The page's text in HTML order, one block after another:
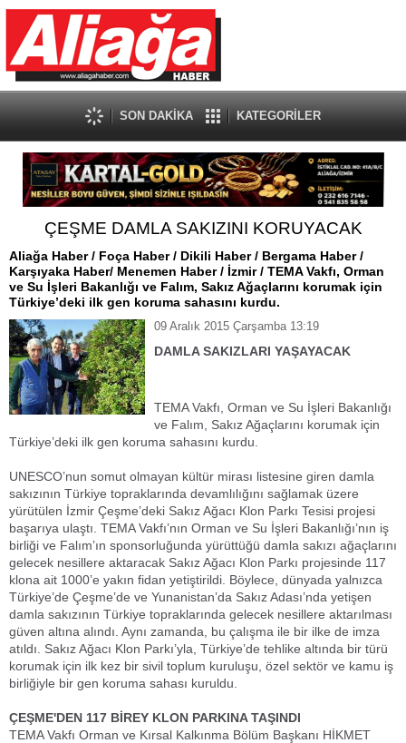
SON DAKİKA KATEGORİLER
ÇEŞME DAMLA SAKIZINI KORUYACAK
Aliağa Haber / Foça Haber / Dikili Haber / Bergama Haber /
Karşıyaka Haber/ Menemen Haber / İzmir / TEMA Vakfı, Orman
ve Su İşleri Bakanlığı ve Falım, Sakız Ağaçlarını korumak için
Türkiye’deki ilk gen koruma sahasını kurdu.
09 Aralık 2015 Çarşamba 13:19
DAMLA SAKIZLARI YAŞAYACAK
TEMA Vakfı, Orman ve Su İşleri Bakanlığı
ve Falım, Sakız Ağaçlarını korumak için
Türkiye’deki ilk gen koruma sahasını kurdu.
UNESCO’nun somut olmayan kültür mirası listesine giren damla
sakızının Türkiye topraklarında devamlılığını sağlamak üzere
yürütülen İzmir Çeşme’deki Sakız Ağacı Klon Parkı Tesisi projesi
başarıya ulaştı. TEMA Vakfı’nın Orman ve Su İşleri Bakanlığı’nın iş
birliği ve Falım’ın sponsorluğunda yürüttüğü damla sakızı ağaçlarını
gelecek nesillere aktaracak Sakız Ağacı Klon Parkı projesinde 117
klona ait 1000’e yakın fidan yetiştirildi. Böylece, dünyada yalnızca
Türkiye’de Çeşme’de ve Yunanistan’da Sakız Adası’nda yetişen
damla sakızının Türkiye topraklarında gelecek nesillere aktarılması
güven altına alındı. Aynı zamanda, bu çalışma ile bir ilke de imza
atıldı. Sakız Ağacı Klon Parkı’yla, Türkiye’de tehlike altında bir türü
korumak için ilk kez bir sivil toplum kuruluşu, özel sektör ve kamu iş
birliğiyle bir gen koruma sahası kuruldu.
ÇEŞME'DEN 117 BİREY KLON PARKINA TAŞINDI
TEMA Vakfı Orman ve Kırsal Kalkınma Bölüm Başkanı HİKMET